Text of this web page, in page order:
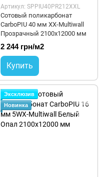
Артикул: SPPIU40PR212XXL
Сотовый поликарбонат
CarboPIU 40 мм XX-Multiwall
Прозрачный 2100x12000 мм
2 244 грн/м2
Купить
Эксклюзив
Новинка